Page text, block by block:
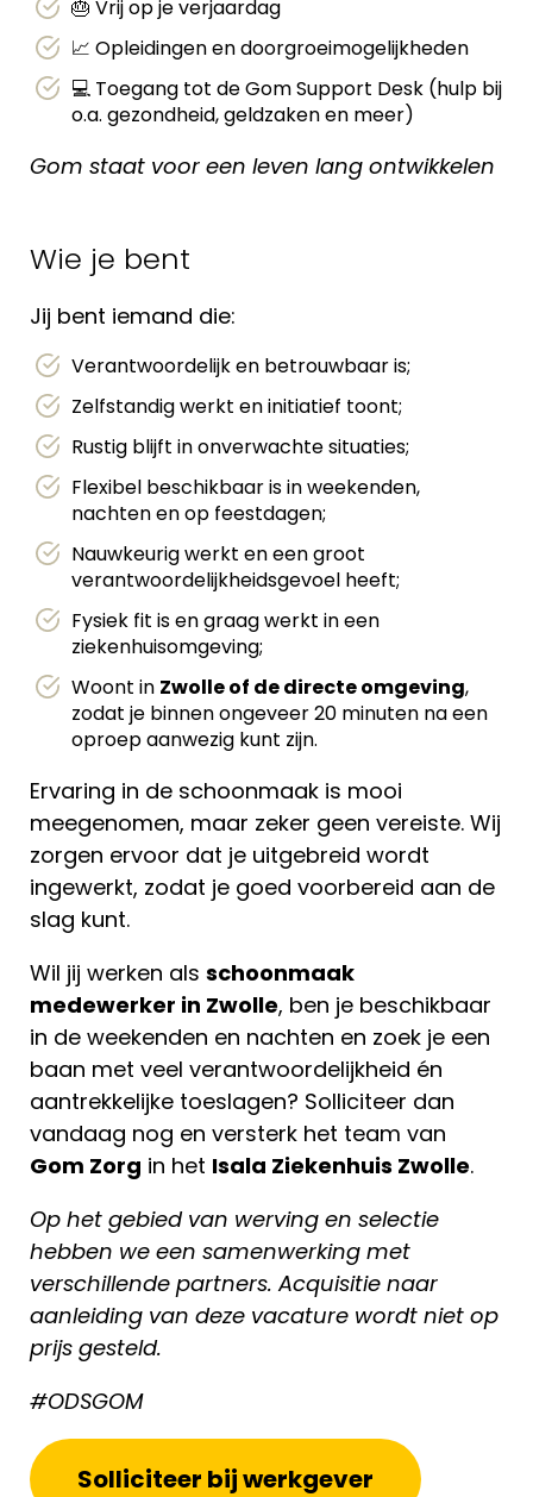
🎂 Vrij op je verjaardag
📈 Opleidingen en doorgroeimogelijkheden
💻 Toegang tot de Gom Support Desk (hulp bij
o.a. gezondheid, geldzaken en meer)
Gom staat voor een leven lang ontwikkelen
Wie je bent
Jij bent iemand die:
Verantwoordelijk en betrouwbaar is;
Zelfstandig werkt en initiatief toont;
Rustig blijft in onverwachte situaties;
Flexibel beschikbaar is in weekenden,
nachten en op feestdagen;
Nauwkeurig werkt en een groot
verantwoordelijkheidsgevoel heeft;
Fysiek fit is en graag werkt in een
ziekenhuisomgeving;
Woont in Zwolle of de directe omgeving,
zodat je binnen ongeveer 20 minuten na een
oproep aanwezig kunt zijn.
Ervaring in de schoonmaak is mooi
meegenomen, maar zeker geen vereiste. Wij
zorgen ervoor dat je uitgebreid wordt
ingewerkt, zodat je goed voorbereid aan de
slag kunt.
Wil jij werken als schoonmaak
medewerker in Zwolle, ben je beschikbaar
in de weekenden en nachten en zoek je een
baan met veel verantwoordelijkheid én
aantrekkelijke toeslagen? Solliciteer dan
vandaag nog en versterk het team van
Gom Zorg in het Isala Ziekenhuis Zwolle.
Op het gebied van werving en selectie
hebben we een samenwerking met
verschillende partners. Acquisitie naar
aanleiding van deze vacature wordt niet op
prijs gesteld.
#ODSGOM
Solliciteer bij werkgever